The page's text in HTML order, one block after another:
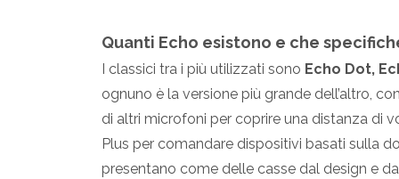
Quanti Echo esistono e che
I classici tra i più utilizzati sono Echo Dot,
ognuno è la versione più grande dell’altro,
di altri microfoni per coprire una distanza di
Plus per comandare dispositivi basati sulla
presentano come delle casse dal design e